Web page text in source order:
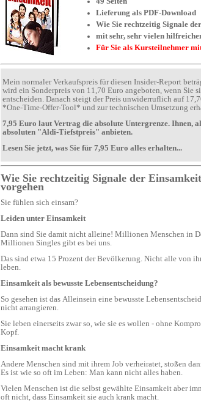
Lieferung als PDF-Download
Für Sie als Kursteilnehmer
Mein normaler Verkaufspreis für diesen Insider-Report beträgt 17,70 Euro. Den Besuchern der offiziellen Verkaufsseite
wird ein Sonderpreis von 11,70 Euro angeboten, wenn Sie sich innerhalb von 30 Minuten für dieses Produkt
entscheiden. Danach steigt der Preis unwiderruflich auf 17,70 Euro. (Detaillierte Infos zu dieser Marketing-Methode
*One-Time-Offer-Tool*
7,95 Euro laut Vertrag die absolute Untergrenze. Ihnen, als treuen Kursteilnehmer möchte ich diesen Report zum
absoluten "Aldi-Tiefstpreis" anbieten.
Lesen Sie jetzt, was Sie für 7,95 Euro alles erhalten...
Wie Sie rechtzeitig Signale der Einsamkeit erkennen und wirksam dagegen
vorgehen
Sie fühlen sich einsam?
Leiden unter Einsamkeit
Dann sind Sie damit nicht alleine! Millionen Menschen in Deutschland sind einsam und leiden darunter. Allein elf
Millionen Singles gibt es bei uns.
Das sind etwa 15 Prozent der Bevölkerung. Nicht alle von ihnen sind zwar einsam, aber wollen zunächst einmal alleine
leben.
Einsamkeit als bewusste Lebensentscheidung?
So gesehen ist das Alleinsein eine bewusste Lebensentscheidung, etwas Gewolltes. Menschen können oder wollen sich
nicht arrangieren.
Sie leben einerseits zwar so, wie sie es wollen - ohne Kompromisse. Dennoch fällt ihnen aber häufig die Decke auf den
Kopf.
Einsamkeit macht krank
Andere Menschen sind mit ihrem Job verheiratet, stoßen dann aber in eine Leere, die sie wiederum auch nicht wollten.
Es ist wie so oft im Leben: Man kann nicht alles haben.
Vielen Menschen ist die selbst gewählte Einsamkeit aber immer noch lieber als Rücksicht zu nehmen. Nur merken Sie
oft nicht, dass Einsamkeit sie auch krank macht.